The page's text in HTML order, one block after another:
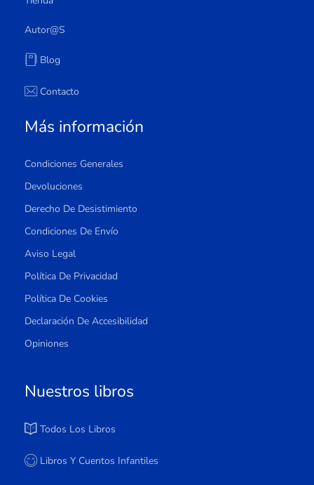
Autor@s
Blog
Contacto
Más información
Condiciones Generales
Devoluciones
Derecho De Desistimiento
Condiciones De Envío
Aviso Legal
Política De Privacidad
Política De Cookies
Declaración De Accesibilidad
Opiniones
Nuestros libros
Todos Los Libros
Libros Y Cuentos Infantiles